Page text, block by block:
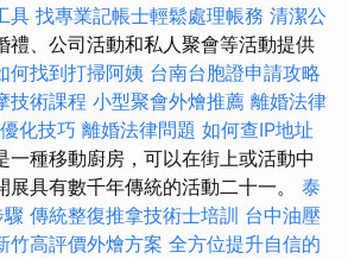
具 找專業記帳士輕鬆處理帳務 清潔公
禮、公司活動和私人聚會等活動提供
何找到打掃阿姨 台南台胞證申請攻略
技術課程 小型聚會外燴推薦 離婚法律
化技巧 離婚法律問題 如何查IP地址
一種移動廚房，可以在街上或活動中
展具有數千年傳統的活動二十一。 泰
傳統整復推拿技術士培訓 台中油壓
竹高評價外燴方案 全方位提升自信的